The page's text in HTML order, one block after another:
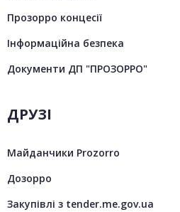
Прозорро концесії
Інформаційна безпека
Документи ДП "ПРОЗОРРО"
ДРУЗІ
Майданчики Prozorro
Дозорро
Закупівлі з tender.me.gov.ua